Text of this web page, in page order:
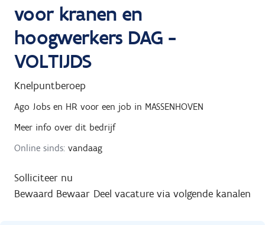
voor kranen en
hoogwerkers DAG -
VOLTIJDS
Knelpuntberoep
Ago Jobs en HR voor een job in MASSENHOVEN
Meer info over dit bedrijf
Online sinds: vandaag
Solliciteer nu
Bewaard Bewaar Deel vacature via volgende kanalen